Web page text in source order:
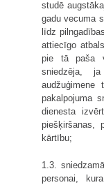
studē
gadu vecuma
līdz
attiecīgo
pie tā paša
sniedzēja,
pakalpojuma
dienesta
piešķiršanas,
kārtību;
1.3.
personai,